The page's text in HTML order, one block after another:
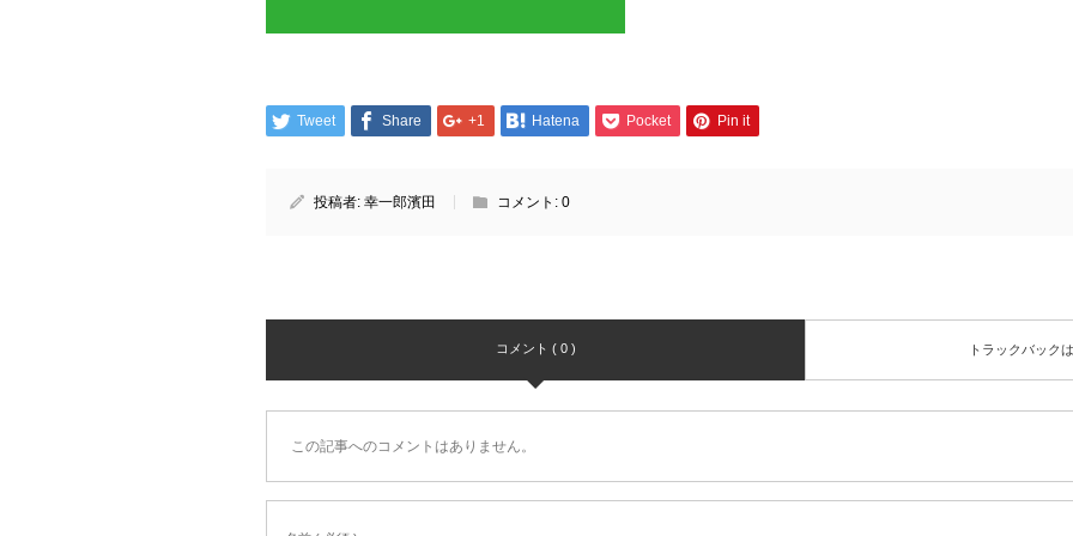
Tweet Share +1 Hatena Pocket Pin it
投稿者: 幸一郎濱田 コメント: 0
コメント ( 0 ) トラックバック
この記事へのコメントはありません。